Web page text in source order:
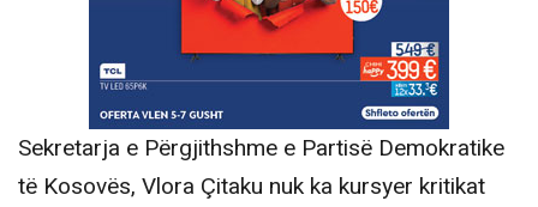
Sekretarja e Përgjithshme e Partisë Demokratike
të Kosovës, Vlora Çitaku nuk ka kursyer kritikat